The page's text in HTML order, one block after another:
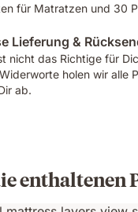
für Matratzen und 30
Lieferung &
nicht das Richtige für
holen wir alle
ab.
enthaltenen